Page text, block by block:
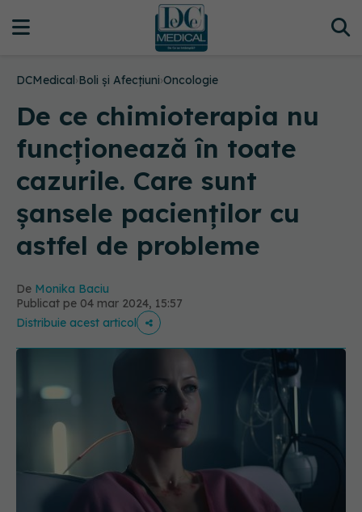
DCMedical›Boli și Afecțiuni›Oncologie
De ce chimioterapia nu
funcționează în toate
cazurile. Care sunt
șansele pacienților cu
astfel de probleme
De Monika Baciu
Publicat pe 04 mar 2024, 15:57
Distribuie acest articol